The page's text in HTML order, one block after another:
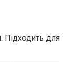
Підходить для